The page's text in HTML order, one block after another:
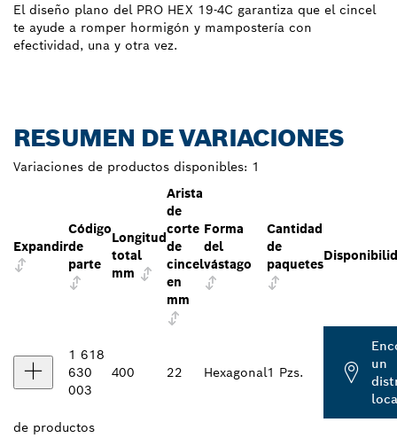
El diseño plano del PRO HEX 19-4C garantiza que el cincel
te ayude a romper hormigón y mampostería con
efectividad, una y otra vez.
RESUMEN DE VARIACIONES
Variaciones de productos disponibles: 1
Expandir
Código
de
parte
Longitud
total
mm
Arista
de
corte
de
cincel
en
mm
Forma
del
vástago
Cantidad
de
paquetes
1 618
630
003
400 22 Hexagonal1 Pzs.
un
de productos